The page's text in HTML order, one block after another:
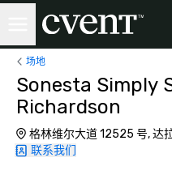
场地
Sonesta Simply
Richardson
格林维尔大道 12525 号, 达
联系我们